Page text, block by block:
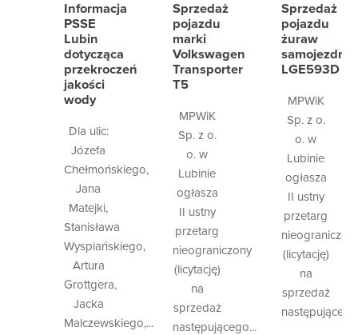
Informacja
PSSE
Lubin
dotycząca
przekroczeń
jakości
wody
Dla ulic:
Józefa
Chełmońskiego,
Jana
Matejki,
Stanisława
Wyspiańskiego,
Artura
Grottgera,
Jacka
Malczewskiego,...
Sprzedaż
pojazdu
marki
Volkswagen
Transporter
T5
MPWiK
Sp. z o.
o. w
Lubinie
ogłasza
II ustny
przetarg
nieograniczony
(licytację)
na
sprzedaż
następującego...
Sprzedaż
pojazdu
żuraw
samojezdny
LGE593D
MPWiK
Sp. z o.
o. w
Lubinie
ogłasza
II ustny
przetarg
(licytację)
na
sprzedaż